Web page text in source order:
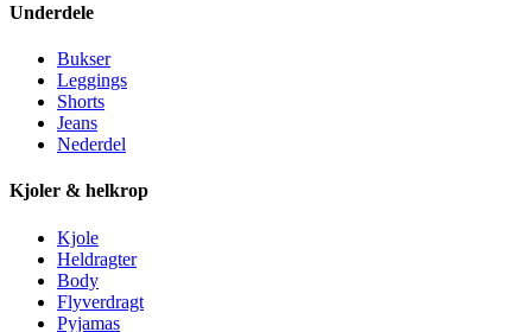
Underdele
Bukser
Leggings
Shorts
Jeans
Nederdel
Kjoler & helkrop
Kjole
Heldragter
Body
Flyverdragt
Pyjamas